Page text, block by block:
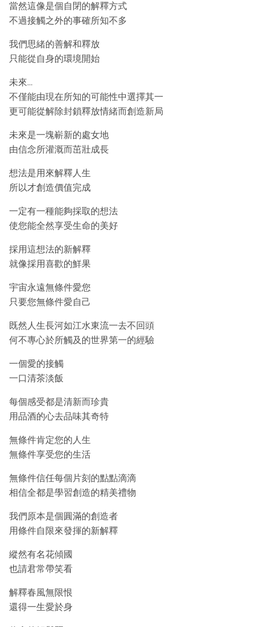
當然這像是個自閉的解釋方式
不過接觸之外的事確所知不多
我們思緒的善解和釋放
只能從自身的環境開始
未來…
不僅能由現在所知的可能性中選擇其一
更可能從解除封鎖釋放情緒而創造新局
未來是一塊嶄新的處女地
由信念所灌溉而茁壯成長
想法是用來解釋人生
所以才創造價值完成
一定有一種能夠採取的想法
使您能全然享受生命的美好
採用這想法的新解釋
就像採用喜歡的鮮果
宇宙永遠無條件愛您
只要您無條件愛自己
既然人生長河如江水東流一去不回頭
何不專心於所觸及的世界第一的經驗
一個愛的接觸
一口清茶淡飯
每個感受都是清新而珍貴
用品酒的心去品味其奇特
無條件肯定您的人生
無條件享受您的生活
無條件信任每個片刻的點點滴滴
相信全都是學習創造的精美禮物
我們原本是個圓滿的創造者
用條件自限來發揮的新解釋
縱然有名花傾國
也請君常帶笑看
解釋春風無限恨
還得一生愛於身